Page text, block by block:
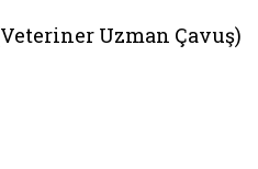
Uzman Çavuş)